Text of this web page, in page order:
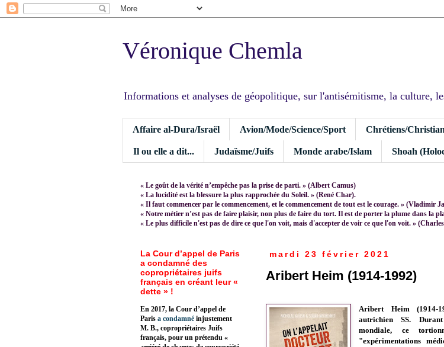
Véronique Chemla
Informations et analyses de géopolitique, sur l'antisémitisme, la culture,
Affaire al-Dura/Israël Avion/Mode/Science/Sport Chrétiens/
Il ou elle a dit... Judaïsme/Juifs Monde arabe/Islam Shoah
« Le goût de la vérité n’empêche pas la prise de parti. » (Albert Camus)
« La lucidité est la blessure la plus rapprochée du Soleil. » (René Char).
« Il faut commencer par le commencement, et le commencement de tout est le courage. » (Vladimir
« Notre métier n’est pas de faire plaisir, non plus de faire du tort. Il est de porter la plume dans la
« Le plus difficile n'est pas de dire ce que l'on voit, mais d'accepter de voir ce que l'on voit. »
mardi 23 février 2021
Aribert Heim (1914-1992)
Aribert Heim (1914-
autrichien SS.
mondiale, ce
"expérimentations
La Cour d’appel de Paris
a condamné des
copropriétaires juifs
français en créant leur «
dette » !
En 2017, la Cour d’appel de
Paris a condamné injustement
M. B., copropriétaires Juifs
français, pour un prétendu «